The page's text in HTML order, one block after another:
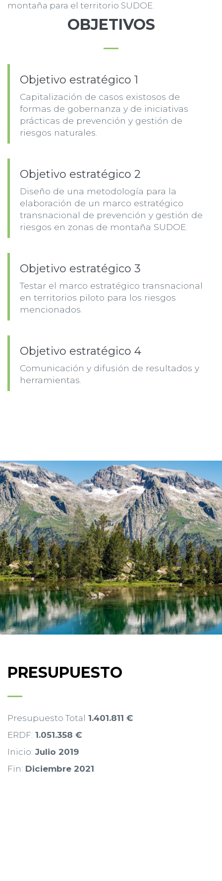
montaña para el territorio SUDOE.
OBJETIVOS
Objetivo estratégico 1
Capitalización de casos existosos de
formas de gobernanza y de iniciativas
prácticas de prevención y gestión de
riesgos naturales.
Objetivo estratégico 2
Diseño de una metodología para la
elaboración de un marco estratégico
transnacional de prevención y gestión de
riesgos en zonas de montaña SUDOE.
Objetivo estratégico 3
Testar el marco estratégico transnacional
en territorios piloto para los riesgos
mencionados.
Objetivo estratégico 4
Comunicación y difusión de resultados y
herramientas.
PRESUPUESTO
Presupuesto Total 1.401.811 €
ERDF: 1.051.358 €
Inicio: Julio 2019
Fin: Diciembre 2021